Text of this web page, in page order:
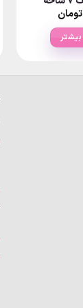
تومان
بیشتر